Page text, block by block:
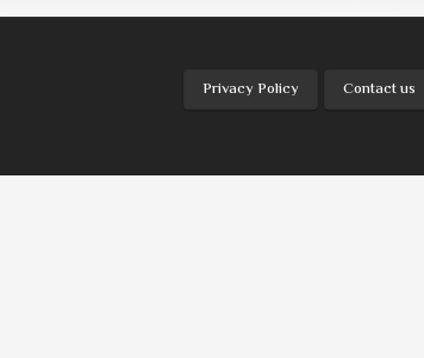
Contact us
Privacy Policy